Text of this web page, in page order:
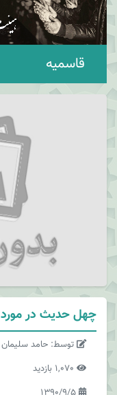
قاسمیه
چهل حدیث در مورد
توسط: حامد سلیمان